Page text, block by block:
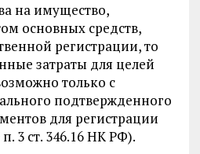
на имущество,
основных средств,
регистрации, то
затраты для целей
только с
подтвержденного
для регистрации
3 ст. 346.16 НК РФ).